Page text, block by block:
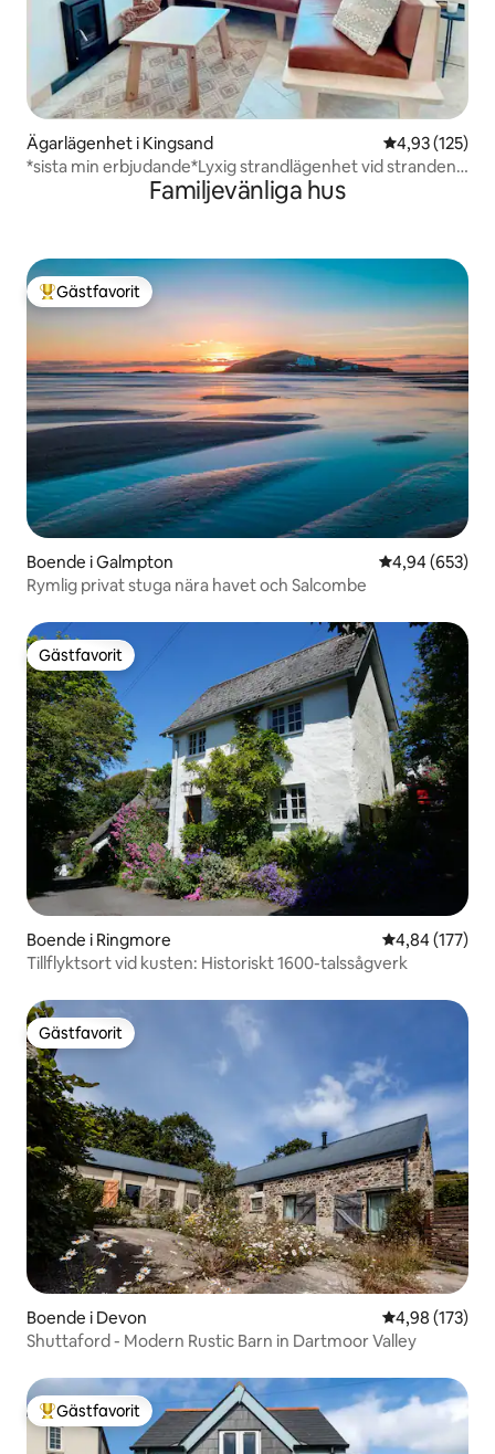
Ägarlägenhet i Kingsand 4,93 av 5 i
4,93 (125)
*sista min erbjudande*Lyxig strandlägenhet vid stranden;
Familjevänliga hus
Populär gästfavorit
Gästfavorit
Boende i Galmpton 4,94 av 5 i
4,94 (653)
Rymlig privat stuga nära havet och Salcombe
Gästfavorit
Gästfavorit
Boende i Ringmore 4,84 av 5 i
4,84 (177)
Tillflyktsort vid kusten: Historiskt 1600-talssågverk
Gästfavorit
Gästfavorit
Boende i Devon 4,98 av 5 i
4,98 (173)
Shuttaford - Modern Rustic Barn in Dartmoor Valley
Populär gästfavorit
Gästfavorit